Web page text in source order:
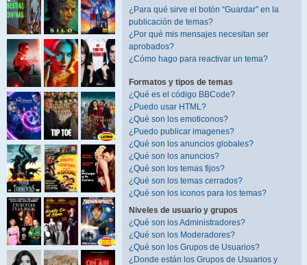
¿Para qué sirve el botón “Guardar” en la
publicación de temas?
¿Por qué mis mensajes necesitan ser
aprobados?
¿Cómo hago para reactivar un tema?
Formatos y tipos de temas
¿Qué es el código BBCode?
¿Puedo usar HTML?
¿Qué son los emoticonos?
¿Puedo publicar imagenes?
¿Qué son los anuncios globales?
¿Qué son los anuncios?
¿Qué son los temas fijos?
¿Qué son los temas cerrados?
¿Qué son los iconos para los temas?
Niveles de usuario y grupos
¿Qué son los Administradores?
¿Qué son los Moderadores?
¿Qué son los Grupos de Usuarios?
¿Donde están los Grupos de Usuarios y